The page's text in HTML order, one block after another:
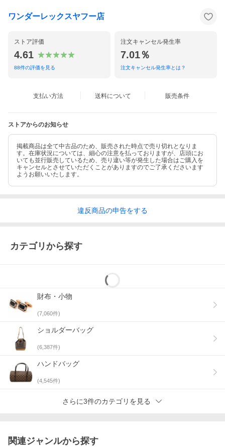
ワンダーレックスヤフー店
ストア評価
4.61
88件の評価を見る
注文キャンセル発生率
7.01％
注文キャンセル発生率とは？
支払い方法 送料について 販売条件
ストアからのお知らせ
掲載商品は全て中古品のため、販売された時点で売り切れとなりま
す。在庫状況については、細心の注意を払っておりますが、店頭にお
いても並行販売しているため、売り違い等が発生した場合はご購入を
キャンセルとさせていただくことがありますのでご了承くださいます
ようお願いいたします。
違反商品の申告をする
カテゴリから探す
財布・小物
(7,060件)
ショルダーバッグ
(6,387件)
ハンドバッグ
(4,545件)
さらに3件のカテゴリを見る
関連ジャンルから探す